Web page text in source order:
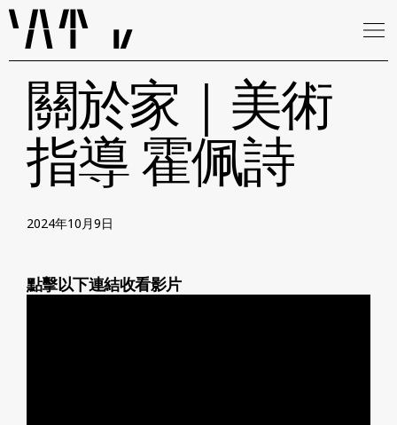
關於家｜美術
指導 霍佩詩
2024年10月9日
點擊以下連結收看影片